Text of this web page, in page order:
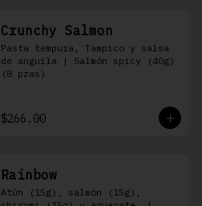
Crunchy Salmon
Pasta tempura, Tampico y salsa
de anguila | Salmón spicy (40g)
(8 pzas)
$266.00
Rainbow
Atún (15g), salmón (15g),